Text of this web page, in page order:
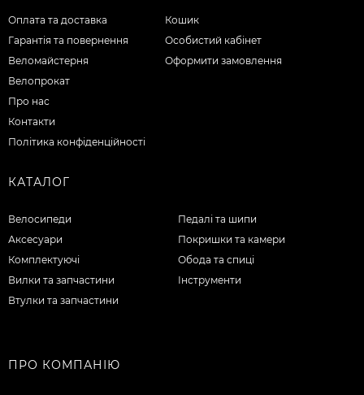
Оплата та доставка
Гарантія та повернення
Веломайстерня
Велопрокат
Про нас
Контакти
Політика конфіденційності
Кошик
Особистий кабінет
Оформити замовлення
КАТАЛОГ
Велосипеди
Аксесуари
Комплектуючі
Вилки та запчастини
Втулки та запчастини
Педалі та шипи
Покришки та камери
Обода та спиці
Інструменти
ПРО КОМПАНІЮ